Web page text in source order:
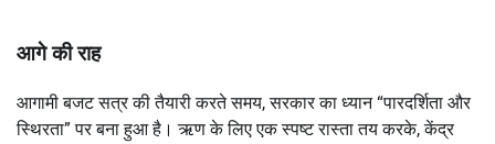
आगे की राह
आगामी बजट सत्र की तैयारी करते समय, सरकार का ध्यान “पारदर्शिता और
स्थिरता” पर बना हुआ है। ऋण के लिए एक स्पष्ट रास्ता तय करके, केंद्र